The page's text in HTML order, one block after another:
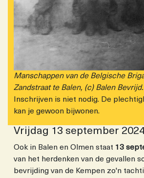
Manschappen van de Belgische
Zandstraat te Balen, (c) Balen Bevrijd.
Inschrijven is niet nodig. De
kan je gewoon bijwonen.
Vrijdag 13 september
Ook in Balen en Olmen staat 13
van het herdenken van de gevallen
bevrijding van de Kempen zo'n